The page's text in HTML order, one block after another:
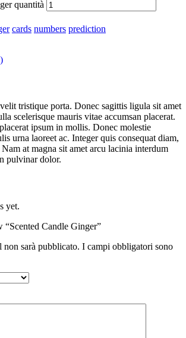
quantità
cards numbers prediction
tristique porta. Donec sagittis ligula sit amet
scelerisque mauris vitae accumsan placerat.
ipsum in mollis. Donec molestie
urna laoreet ac. Integer quis consequat diam,
at magna sit amet arcu lacinia interdum
pulvinar dolor.
yet.
“Scented Candle Ginger”
sarà pubblicato. I campi obbligatori sono